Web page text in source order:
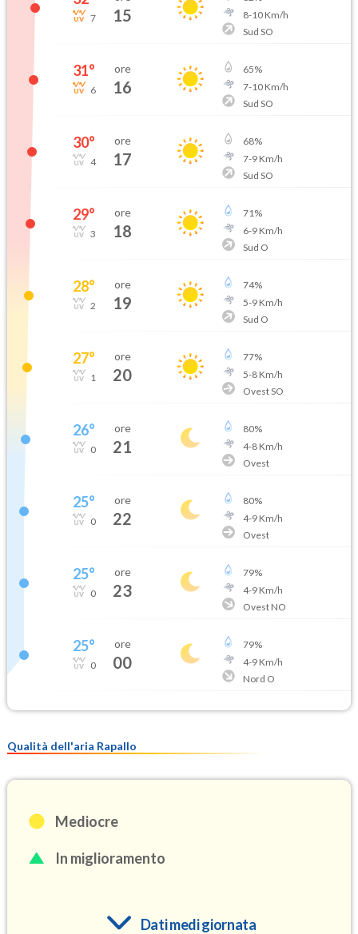
7 15
8-10Km/h
Sud SO
31°
6
ore
16
65%
7-10Km/h
Sud SO
30°
4
ore
17
68%
7-9Km/h
Sud SO
29°
3
ore
18
71%
6-9Km/h
Sud O
28°
2
ore
19
74%
5-9Km/h
Sud O
27°
1
ore
20
77%
5-8Km/h
Ovest SO
26°
0
ore
21
80%
4-8Km/h
Ovest
25°
0
ore
22
80%
4-9Km/h
Ovest
25°
0
ore
23
79%
4-9Km/h
Ovest NO
25°
0
ore
00
79%
4-9Km/h
Nord O
Qualità dell'aria Rapallo
Mediocre
In miglioramento
Dati medi giornata